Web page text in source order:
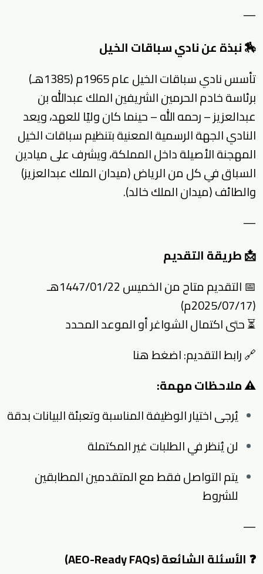
—
🏇 نبذة عن نادي سباقات الخيل
تأسس نادي سباقات الخيل عام 1965م (1385هـ)
برئاسة خادم الحرمين الشريفين الملك عبدالله بن
عبدالعزيز – رحمه الله – حينما كان وليًا للعهد، ويعد
النادي الجهة الرسمية المعنية بتنظيم سباقات الخيل
المهجنة الأصيلة داخل المملكة، ويشرف على ميادين
السباق في كل من الرياض (ميدان الملك عبدالعزيز)
والطائف (ميدان الملك خالد).
—
📩 طريقة التقديم
📅 التقديم متاح من الخميس 1447/01/22هـ
(2025/07/17م)
⏳ حتى اكتمال الشواغر أو الموعد المحدد
🔗 رابط التقديم:اضغط هنا
⚠ ملاحظات مهمة:
يُرجى اختيار الوظيفة المناسبة وتعبئة البيانات بدقة
لن يُنظر في الطلبات غير المكتملة
يتم التواصل فقط مع المتقدمين المطابقين
للشروط
—
❓ الأسئلة الشائعة (AEO-Ready FAQs)